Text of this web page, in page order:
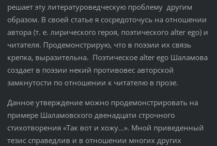
решает эту литературоведческую проблему другим
образом. В своей статье я сосредоточусь на отношении
автора (т. е. лирического героя, поэтического alter ego) и
читателя. Продемонстрирую, что в поэзии их связь
крепка, выразительна. Поэтическое alter ego Шаламова
создает в поэзии некий противовес авторской
замкнутости по отношении к читателю в прозе.
Данное утверждение можно продемонстрировать на
примере Шаламовского двенадцати строчного
стихотворения «Так вот и хожу...». Мной приведенный
тезис справедлив и в отношении многих других